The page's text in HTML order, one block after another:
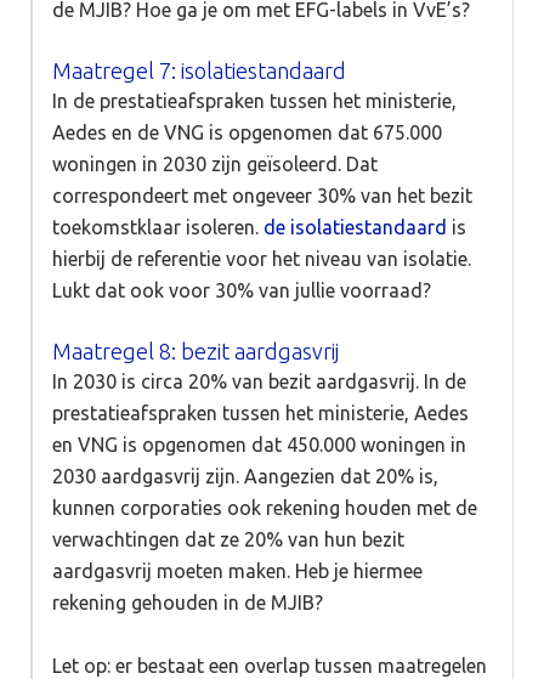
de MJIB? Hoe ga je om met EFG-labels in VvE’s?
Maatregel 7: isolatiestandaard
In de prestatieafspraken tussen het ministerie,
Aedes en de VNG is opgenomen dat 675.000
woningen in 2030 zijn geïsoleerd. Dat
correspondeert met ongeveer 30% van het bezit
toekomstklaar isoleren. de isolatiestandaard is
hierbij de referentie voor het niveau van isolatie.
Lukt dat ook voor 30% van jullie voorraad?
Maatregel 8: bezit aardgasvrij
In 2030 is circa 20% van bezit aardgasvrij. In de
prestatieafspraken tussen het ministerie, Aedes
en VNG is opgenomen dat 450.000 woningen in
2030 aardgasvrij zijn. Aangezien dat 20% is,
kunnen corporaties ook rekening houden met de
verwachtingen dat ze 20% van hun bezit
aardgasvrij moeten maken. Heb je hiermee
rekening gehouden in de MJIB?
Let op: er bestaat een overlap tussen maatregelen